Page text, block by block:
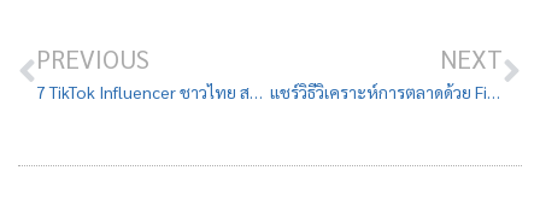
PREVIOUS
7 TikTok Influencer ชาวไทย สายธุรกิจและการตลาด ที่คุณต้องรู้จัก!
NEXT
แชร์วิธีวิเคราะห์การตลาดด้วย Five Forces Model ฉบับเซียน